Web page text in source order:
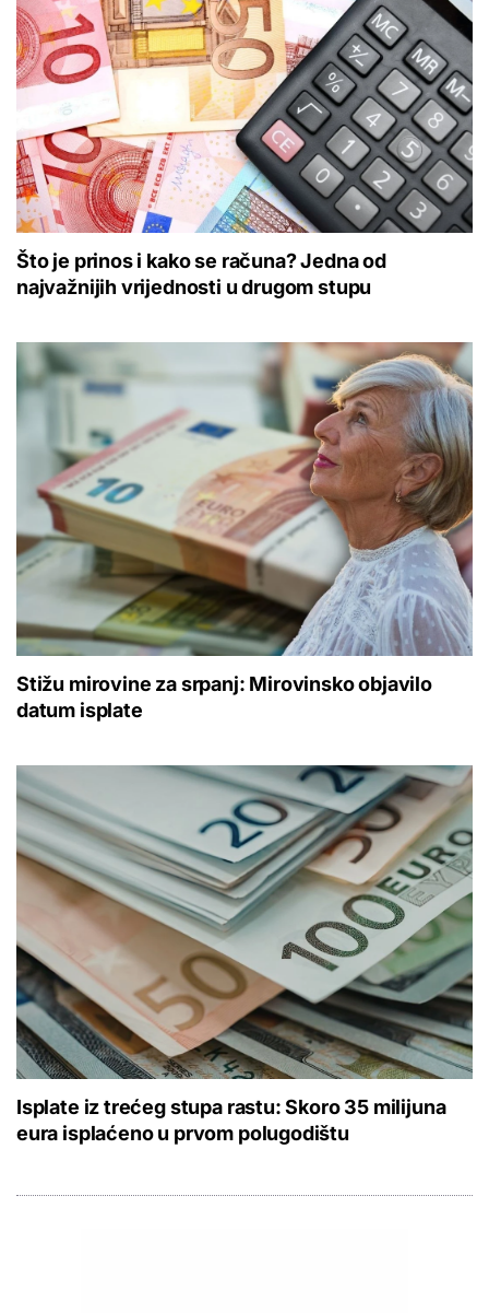
Što je prinos i kako se računa? Jedna od
najvažnijih vrijednosti u drugom stupu
Stižu mirovine za srpanj: Mirovinsko objavilo
datum isplate
Isplate iz trećeg stupa rastu: Skoro 35 milijuna
eura isplaćeno u prvom polugodištu